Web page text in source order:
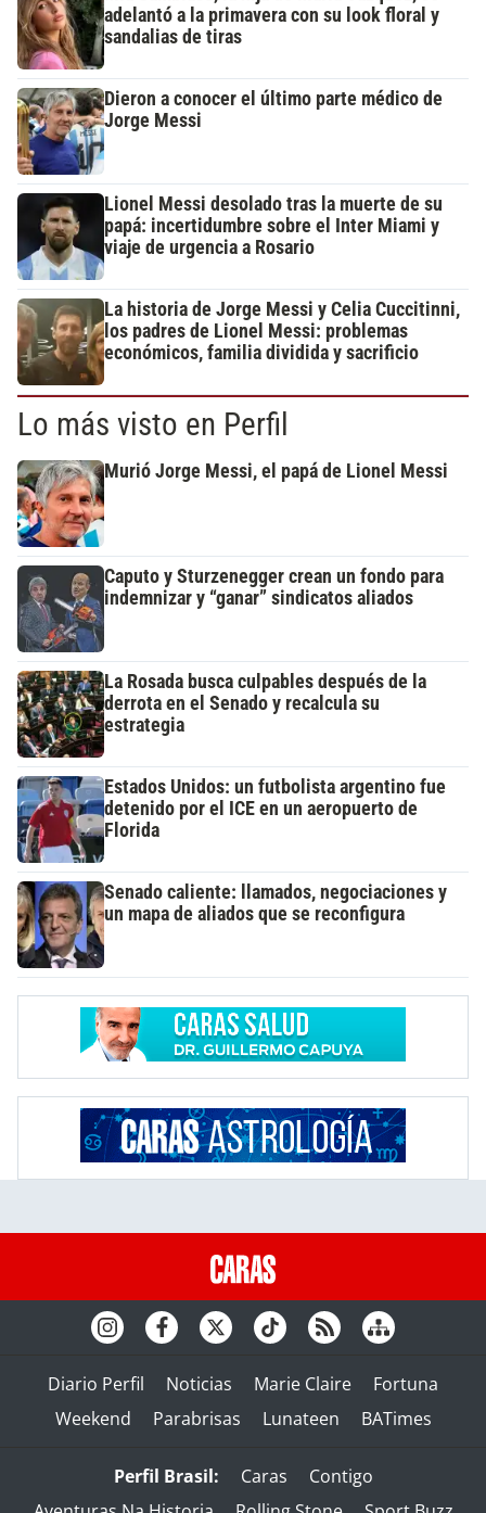
adelantó a la primavera con su look floral y
sandalias de tiras
Dieron a conocer el último parte médico de
Jorge Messi
Lionel Messi desolado tras la muerte de su
papá: incertidumbre sobre el Inter Miami y
viaje de urgencia a Rosario
La historia de Jorge Messi y Celia Cuccitinni,
los padres de Lionel Messi: problemas
económicos, familia dividida y sacrificio
Lo más visto en Perfil
Murió Jorge Messi, el papá de Lionel Messi
Caputo y Sturzenegger crean un fondo para
indemnizar y “ganar” sindicatos aliados
La Rosada busca culpables después de la
derrota en el Senado y recalcula su
estrategia
Estados Unidos: un futbolista argentino fue
detenido por el ICE en un aeropuerto de
Florida
Senado caliente: llamados, negociaciones y
un mapa de aliados que se reconfigura
Diario Perfil Noticias Marie Claire
Fortuna
Weekend
Parabrisas Lunateen BATimes
Perfil Brasil: Caras
Contigo